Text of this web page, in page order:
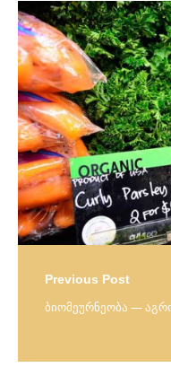
Post
navigation
Previous Post
ბიომეურნეობა —